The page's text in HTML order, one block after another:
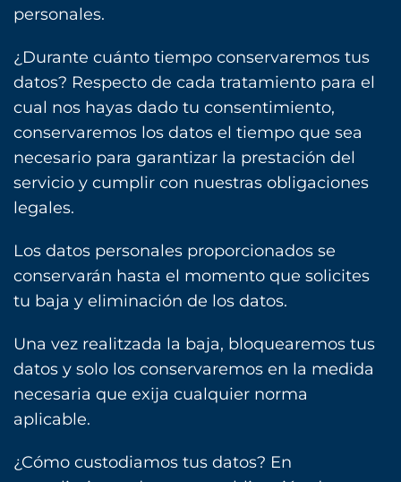
personales.
¿Durante cuánto tiempo conservaremos tus
datos? Respecto de cada tratamiento para el
cual nos hayas dado tu consentimiento,
conservaremos los datos el tiempo que sea
necesario para garantizar la prestación del
servicio y cumplir con nuestras obligaciones
legales.
Los datos personales proporcionados se
conservarán hasta el momento que solicites
tu baja y eliminación de los datos.
Una vez realitzada la baja, bloquearemos tus
datos y solo los conservaremos en la medida
necesaria que exija cualquier norma
aplicable.
¿Cómo custodiamos tus datos? En